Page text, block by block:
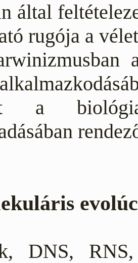
által
rugója a
a
DNS, RNS,